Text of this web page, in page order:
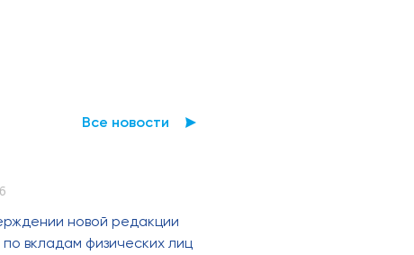
Все новости
новой редакции
вкладам физических лиц